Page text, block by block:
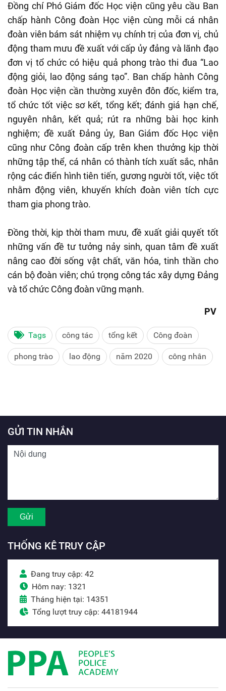
Đồng chí Phó Giám đốc Học viện cũng yêu cầu Ban
chấp hành Công đoàn Học viện cùng mỗi cá nhân
đoàn viên bám sát nhiệm vụ chính trị của đơn vị, chủ
động tham mưu đề xuất với cấp ủy đảng và lãnh đạo
đơn vị tổ chức có hiệu quả phong trào thi đua “Lao
động giỏi, lao động sáng tạo”. Ban chấp hành Công
đoàn Học viện cần thường xuyên đôn đốc, kiểm tra,
tổ chức tốt việc sơ kết, tổng kết; đánh giá hạn chế,
nguyên nhân, kết quả; rút ra những bài học kinh
nghiệm; đề xuất Đảng ủy, Ban Giám đốc Học viện
cũng như Công đoàn cấp trên khen thưởng kịp thời
những tập thể, cá nhân có thành tích xuất sắc, nhân
rộng các điển hình tiên tiến, gương người tốt, việc tốt
nhằm động viên, khuyến khích đoàn viên tích cực
tham gia phong trào.
Đồng thời, kịp thời tham mưu, đề xuất giải quyết tốt
những vấn đề tư tưởng nảy sinh, quan tâm đề xuất
nâng cao đời sống vật chất, văn hóa, tinh thần cho
cán bộ đoàn viên; chú trọng công tác xây dựng Đảng
và tổ chức Công đoàn vững mạnh.
PV
Tags công tác tổng kết Công đoàn
phong trào lao động năm 2020 công nhân
GỬI TIN NHẮN
THỐNG KÊ TRUY CẬP
Đang truy cập: 42
Hôm nay: 1321
Tháng hiện tại: 14351
Tổng lượt truy cập: 44181944